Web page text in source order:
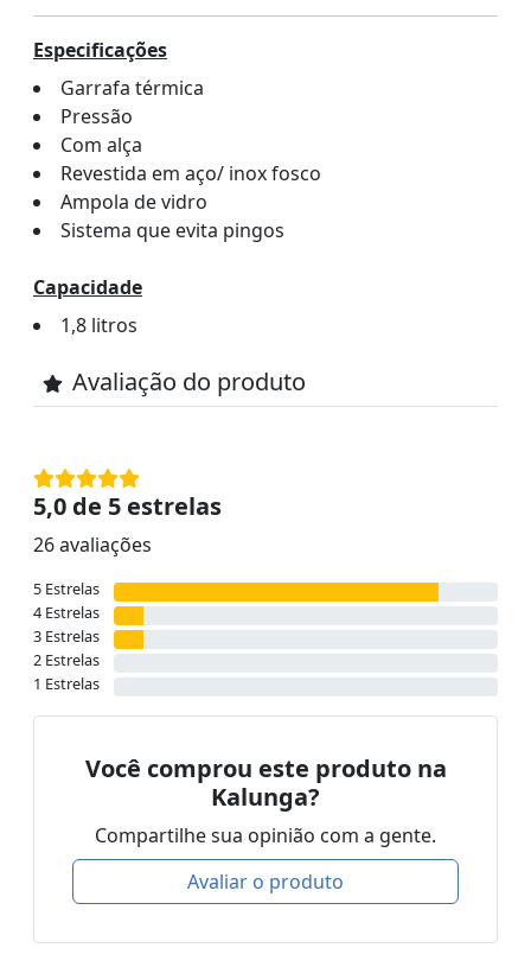
Especificações
Garrafa térmica
Pressão
Com alça
Revestida em aço/ inox fosco
Ampola de vidro
Sistema que evita pingos
Capacidade
1,8 litros
Avaliação do produto
5,0 de 5 estrelas
26 avaliações
5 Estrelas
4 Estrelas
3 Estrelas
2 Estrelas
1 Estrelas
Você comprou este produto na
Kalunga?
Compartilhe sua opinião com a gente.
Avaliar o produto